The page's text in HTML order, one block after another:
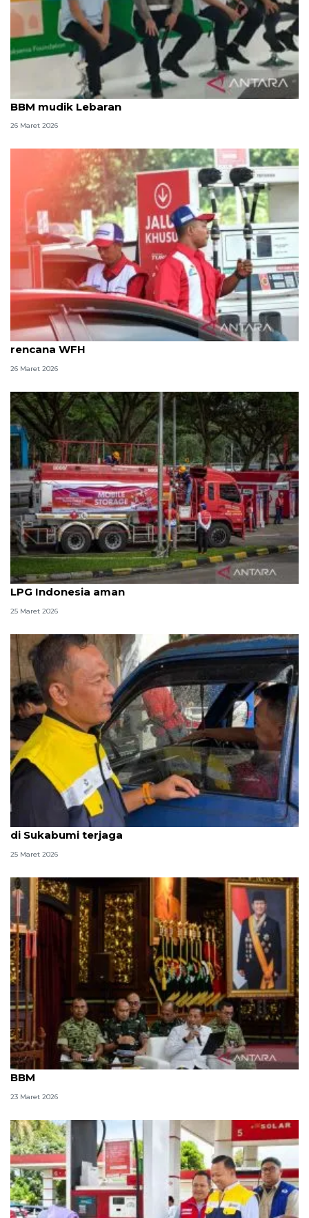
FKBI ingatkan perbaikan soal macet dan distribusi
BBM mudik Lebaran
26 Maret 2026
Pertamina Jatimbalinus siapkan mitigasi soal
rencana WFH
26 Maret 2026
Filipina darurat energi, KESDM: Pasokan BBM dan
LPG Indonesia aman
25 Maret 2026
Arus balik Lebaran, BPH Migas sebut pasokan BBM
di Sukabumi terjaga
25 Maret 2026
Kemhan lakukan langkah pengiritan penggunaan
BBM
23 Maret 2026